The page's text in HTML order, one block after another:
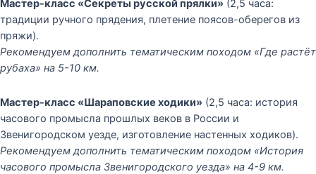
Мастер-класс «Секреты русской прялки» (2,5 часа:
традиции ручного прядения, плетение поясов-оберегов из
пряжи).
Рекомендуем дополнить тематическим походом «Где растёт
рубаха» на 5-10 км.
Мастер-класс «Шараповские ходики» (2,5 часа: история
часового промысла прошлых веков в России и
Звенигородском уезде, изготовление настенных ходиков).
Рекомендуем дополнить тематическим походом «История
часового промысла Звенигородского уезда» на 4-9 км.